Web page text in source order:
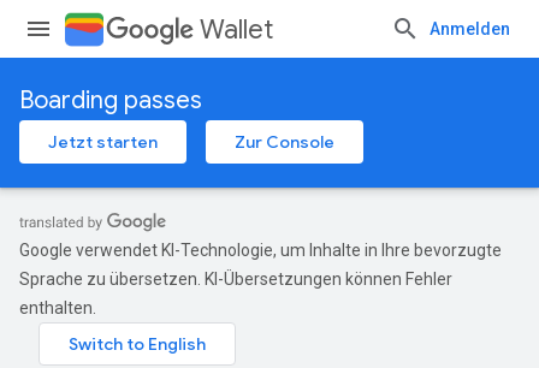
Wallet Anmelden
Boarding passes
Jetzt starten Zur Console
Google verwendet KI-Technologie, um Inhalte in Ihre bevorzugte
Sprache zu übersetzen. KI-Übersetzungen können Fehler
enthalten.